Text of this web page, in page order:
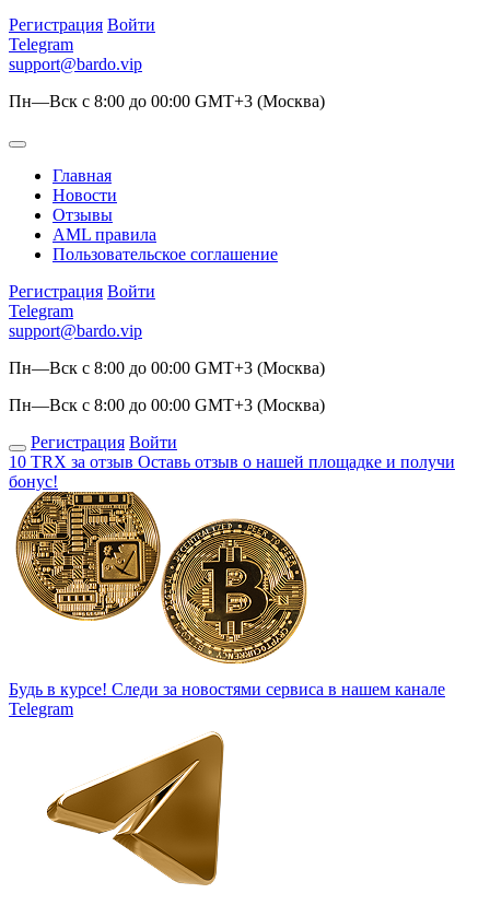
Регистрация Войти
Telegram
support@bardo.vip
Пн—Вск с 8:00 до 00:00 GMT+3 (Москва)
Главная
Новости
Отзывы
AML правила
Пользовательское соглашение
Регистрация Войти
Telegram
support@bardo.vip
Пн—Вск с 8:00 до 00:00 GMT+3 (Москва)
Пн—Вск с 8:00 до 00:00 GMT+3 (Москва)
Регистрация Войти
10 TRX за отзыв Оставь отзыв о нашей площадке и получи
бонус!
Будь в курсе! Следи за новостями сервиса в нашем канале
Telegram